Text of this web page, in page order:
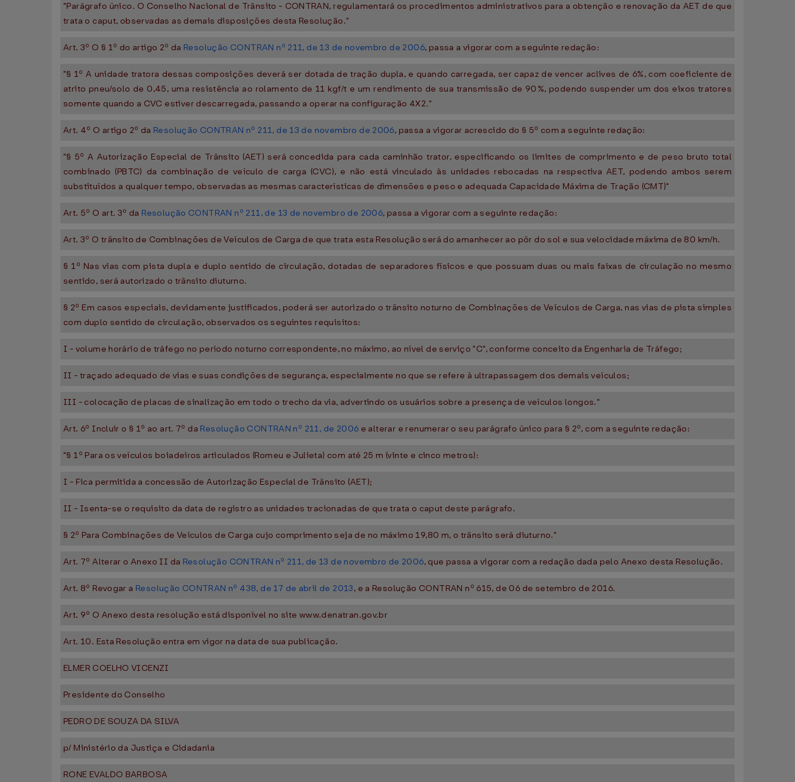
"Parágrafo único. O Conselho Nacional de Trânsito - CONTRAN, regulamentará os procedimentos administrativos para a obtenção e renovação da AET de que
trata o caput, observadas as demais disposições desta Resolução."
Art. 3º O § 1º do artigo 2º da Resolução CONTRAN nº 211, de 13 de novembro de 2006, passa a vigorar com a seguinte redação:
"§ 1º A unidade tratora dessas composições deverá ser dotada de tração dupla, e quando carregada, ser capaz de vencer aclives de 6%, com coeficiente de
atrito pneu/solo de 0,45, uma resistência ao rolamento de 11 kgf/t e um rendimento de sua transmissão de 90%, podendo suspender um dos eixos tratores
somente quando a CVC estiver descarregada, passando a operar na configuração 4X2."
Art. 4º O artigo 2º da Resolução CONTRAN nº 211, de 13 de novembro de 2006, passa a vigorar acrescido do § 5º com a seguinte redação:
"§ 5º A Autorização Especial de Trânsito (AET) será concedida para cada caminhão trator, especificando os limites de comprimento e de peso bruto total
combinado (PBTC) da combinação de veículo de carga (CVC), e não está vinculado às unidades rebocadas na respectiva AET, podendo ambos serem
substituídos a qualquer tempo, observadas as mesmas características de dimensões e peso e adequada Capacidade Máxima de Tração (CMT)"
Art. 5º O art. 3º da Resolução CONTRAN nº 211, de 13 de novembro de 2006, passa a vigorar com a seguinte redação:
Art. 3º O trânsito de Combinações de Veículos de Carga de que trata esta Resolução será do amanhecer ao pôr do sol e sua velocidade máxima de 80 km/h.
§ 1º Nas vias com pista dupla e duplo sentido de circulação, dotadas de separadores físicos e que possuam duas ou mais faixas de circulação no mesmo
sentido, será autorizado o trânsito diuturno.
§ 2º Em casos especiais, devidamente justificados, poderá ser autorizado o trânsito noturno de Combinações de Veículos de Carga, nas vias de pista simples
com duplo sentido de circulação, observados os seguintes requisitos:
I - volume horário de tráfego no período noturno correspondente, no máximo, ao nível de serviço "C", conforme conceito da Engenharia de Tráfego;
II - traçado adequado de vias e suas condições de segurança, especialmente no que se refere à ultrapassagem dos demais veículos;
III - colocação de placas de sinalização em todo o trecho da via, advertindo os usuários sobre a presença de veículos longos."
Art. 6º Incluir o § 1º ao art. 7º da Resolução CONTRAN nº 211, de 2006 e alterar e renumerar o seu parágrafo único para § 2º, com a seguinte redação:
"§ 1º Para os veículos boiadeiros articulados (Romeu e Julieta) com até 25 m (vinte e cinco metros):
I - Fica permitida a concessão de Autorização Especial de Trânsito (AET);
II - Isenta-se o requisito da data de registro as unidades tracionadas de que trata o caput deste parágrafo.
§ 2º Para Combinações de Veículos de Carga cujo comprimento seja de no máximo 19,80 m, o trânsito será diuturno."
Art. 7º Alterar o Anexo II da Resolução CONTRAN nº 211, de 13 de novembro de 2006, que passa a vigorar com a redação dada pelo Anexo desta Resolução.
Art. 8º Revogar a Resolução CONTRAN nº 438, de 17 de abril de 2013, e a Resolução CONTRAN nº 615, de 06 de setembro de 2016.
Art. 9º O Anexo desta resolução está disponível no site www.denatran.gov.br
Art. 10. Esta Resolução entra em vigor na data de sua publicação.
ELMER COELHO VICENZI
Presidente do Conselho
PEDRO DE SOUZA DA SILVA
p/ Ministério da Justiça e Cidadania
RONE EVALDO BARBOSA